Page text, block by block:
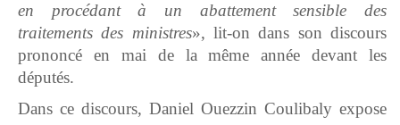
en procédant à un abattement sensible des
traitements des ministres», lit-on dans son discours
prononcé en mai de la même année devant les
députés.
Dans ce discours, Daniel Ouezzin Coulibaly expose